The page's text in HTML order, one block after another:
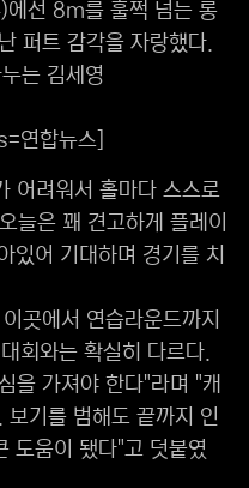
선 8ｍ를 훌쩍 넘는 롱
퍼트 감각을 자랑했다.
연합뉴스]
어려워서 홀마다 스스로
늘은 꽤 견고하게 플레이
있어 기대하며 경기를 치
곳에서 연습라운드까지
회와는 확실히 다르다.
을 가져야 한다"라며 "캐
기를 범해도 끝까지 인
도움이 됐다"고 덧붙였